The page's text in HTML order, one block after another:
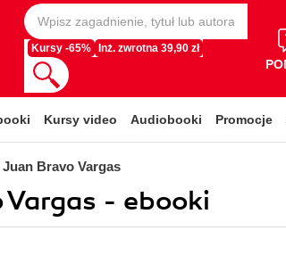
Kursy -65% Inż. zwrotna 39,90 zł
Kursy video Audiobooki Promocje
Juan Bravo Vargas
Vargas - ebooki